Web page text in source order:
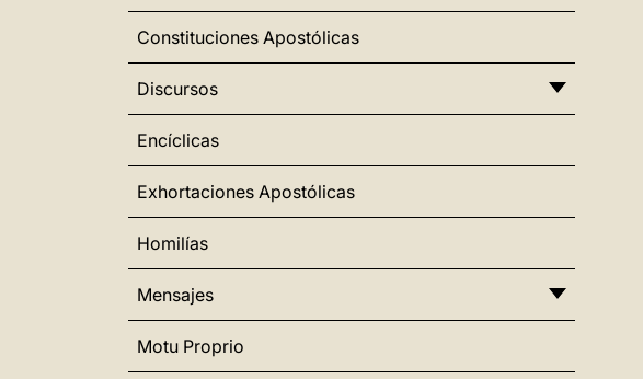
Constituciones Apostólicas
Discursos
Encíclicas
Exhortaciones Apostólicas
Homilías
Mensajes
Motu Proprio